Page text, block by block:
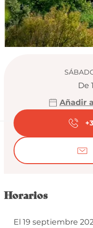
De
Añadir
Horarios
El 19 septiembre